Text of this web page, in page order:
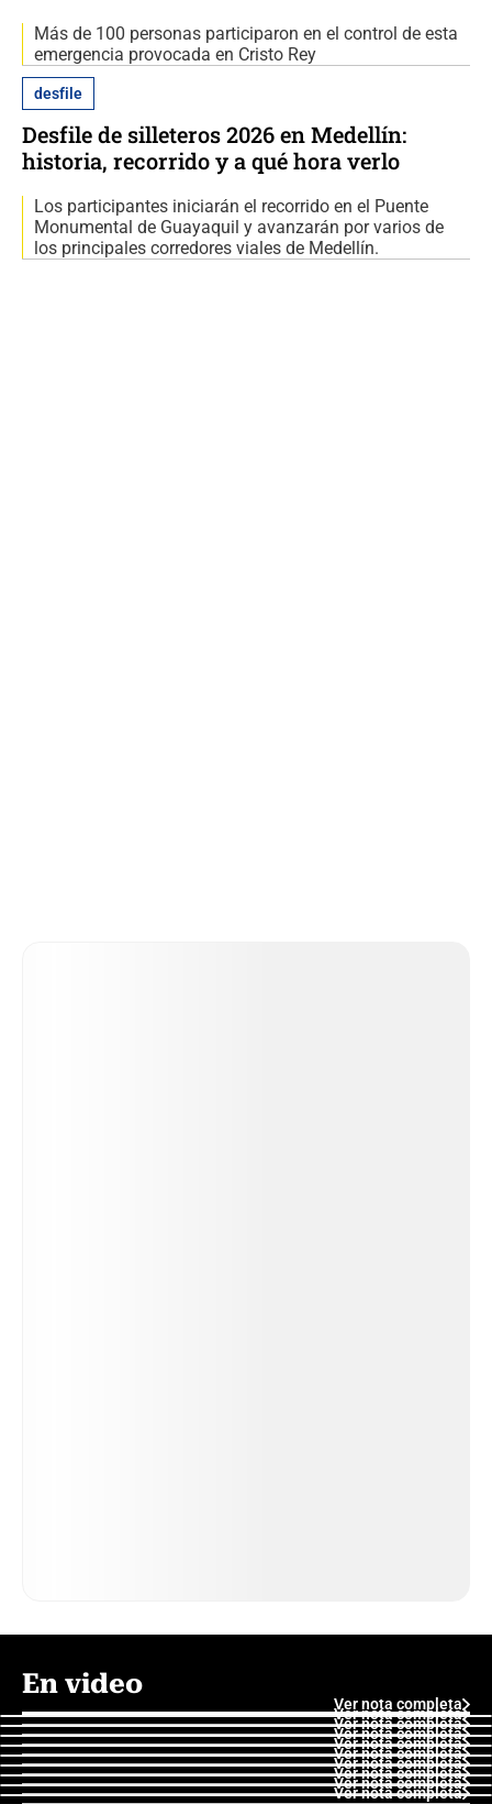
Más de 100 personas participaron en el control de esta
emergencia provocada en Cristo Rey
desfile
Desfile de silleteros 2026 en Medellín:
historia, recorrido y a qué hora verlo
Los participantes iniciarán el recorrido en el Puente
Monumental de Guayaquil y avanzarán por varios de
los principales corredores viales de Medellín.
En video
Ver nota completa
Ver nota completa
Ver nota completa
Ver nota completa
Ver nota completa
Ver nota completa
Ver nota completa
Ver nota completa
Ver nota completa
Ver nota completa